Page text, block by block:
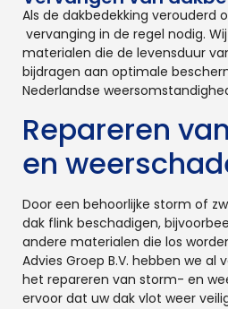
Als de dakbedekking verouderd
vervanging in de regel nodig.
materialen die de levensduur
bijdragen aan optimale
Nederlandse
Repareren
en
Door een behoorlijke storm of
dak flink beschadigen,
andere materialen die los
Advies Groep B.V. hebben we al
het repareren van storm- en
ervoor dat uw dak vlot weer